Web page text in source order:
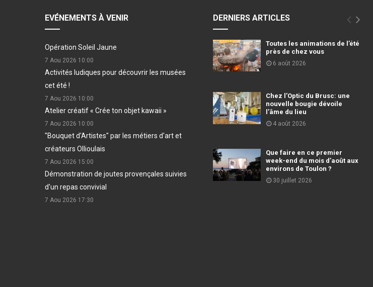
EVÉNEMENTS À VENIR
Opération Soleil Jaune
7 Aou 2026 10:00
Activités ludiques pour découvrir les musées
cet été !
7 Aou 2026 10:00
Atelier créatif « Crée ton objet kawaii »
7 Aou 2026 10:00
"Bouquet d'Artistes" par les métiers d'art et
créateurs Ollioulais
7 Aou 2026 15:00
Démonstration de joutes provençales suivies
d'un repas convivial
7 Aou 2026 17:30
DERNIERS ARTICLES
Toutes les animations de l’été
près de chez vous
6 août 2026
Chez l’Optic du Brusc: une
nouvelle bougie dévoile
l’âme du lieu
4 août 2026
Que faire en ce premier
week-end du mois d’août aux
environs de Toulon ?
30 juillet 2026